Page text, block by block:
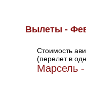
Вылеты -
Стоимость
(перелет в
Марсель -